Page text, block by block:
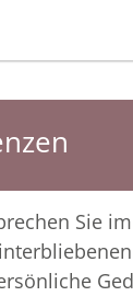
Sie